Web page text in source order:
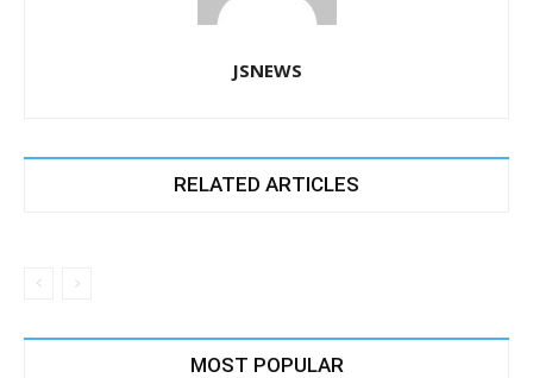
JSNEWS
RELATED ARTICLES
MOST POPULAR